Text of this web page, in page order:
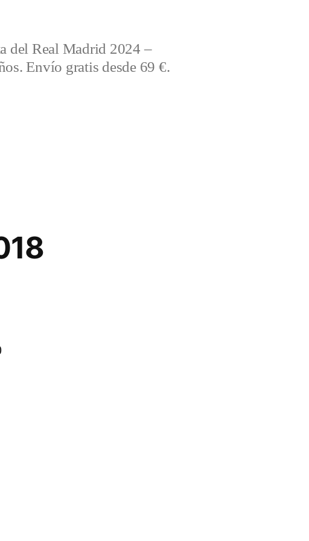
del Real Madrid 2024 –
Envío gratis desde 69 €.